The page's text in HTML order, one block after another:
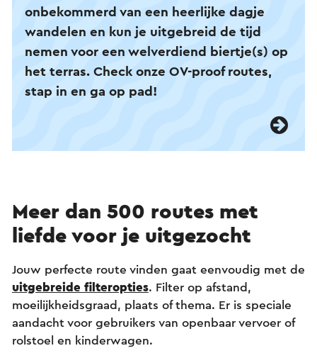
onbekommerd van een heerlijke dagje
wandelen en kun je uitgebreid de tijd
nemen voor een welverdiend biertje(s) op
het terras. Check onze OV-proof routes,
stap in en ga op pad!
Meer dan 500 routes met
liefde voor je uitgezocht
Jouw perfecte route vinden gaat eenvoudig met de
uitgebreide filteropties. Filter op afstand,
moeilijkheidsgraad, plaats of thema. Er is speciale
aandacht voor gebruikers van openbaar vervoer of
rolstoel en kinderwagen.